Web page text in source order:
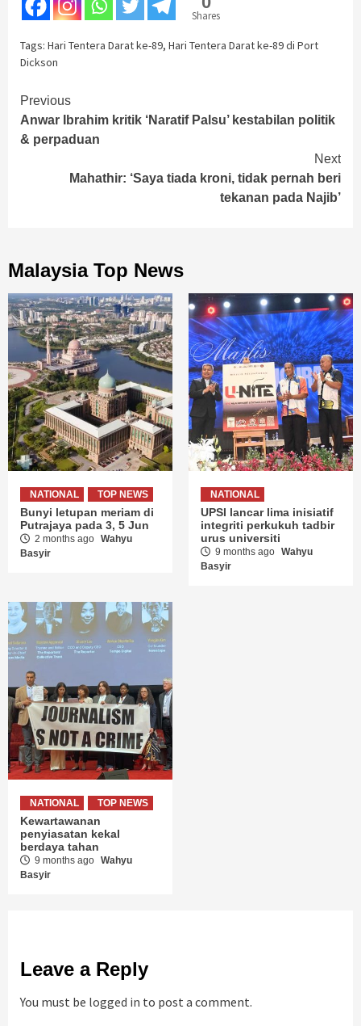
Shares
Tags: Hari Tentera Darat ke-89, Hari Tentera Darat ke-89 di Port
Dickson
Continue
Reading
Previous
Anwar Ibrahim kritik ‘Naratif Palsu’ kestabilan politik
& perpaduan
Next
Mahathir: ‘Saya tiada kroni, tidak pernah beri
tekanan pada Najib’
Malaysia Top News
NATIONAL TOP NEWS
Bunyi letupan meriam di
Putrajaya pada 3, 5 Jun
2 months ago Wahyu
Basyir
NATIONAL
UPSI lancar lima inisiatif
integriti perkukuh tadbir
urus universiti
9 months ago Wahyu
Basyir
NATIONAL TOP NEWS
Kewartawanan
penyiasatan kekal
berdaya tahan
9 months ago Wahyu
Basyir
Leave a Reply
You must be logged in to post a comment.